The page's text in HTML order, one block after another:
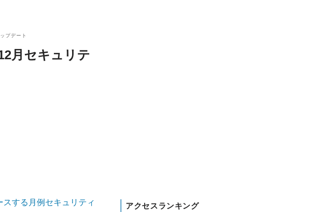
プデート
月セキュリテ
する月例セキュリティ
アクセスランキング